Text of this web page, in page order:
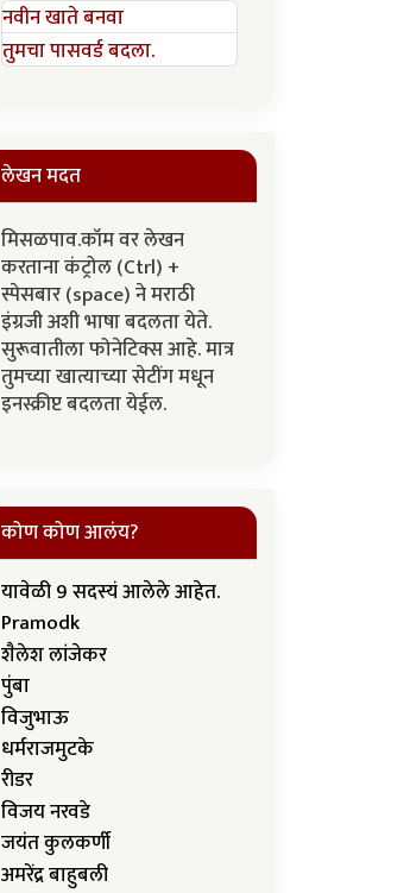
नवीन खाते बनवा
तुमचा पासवर्ड बदला.
लेखन मदत
मिसळपाव.कॉम वर लेखन
करताना कंट्रोल (Ctrl) +
स्पेसबार (space) ने मराठी
इंग्रजी अशी भाषा बदलता येते.
सुरूवातीला फोनेटिक्स आहे. मात्र
तुमच्या खात्याच्या सेटींग मधून
इनस्क्रीप्ट बदलता येईल.
कोण कोण आलंय?
यावेळी 9 सदस्यं आलेले आहेत.
Pramodk
शैलेश लांजेकर
पुंबा
विजुभाऊ
धर्मराजमुटके
रीडर
विजय नरवडे
जयंत कुलकर्णी
अमरेंद्र बाहुबली